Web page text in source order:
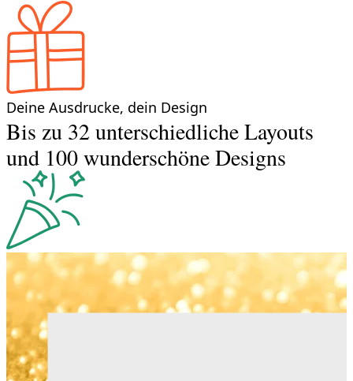
Deine Ausdrucke, dein Design
Bis zu 32 unterschiedliche Layouts
und 100 wunderschöne Designs